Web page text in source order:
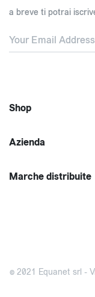
a breve ti potrai
Shop
Azienda
Marche distribuite
© 2021 Equanet srl -